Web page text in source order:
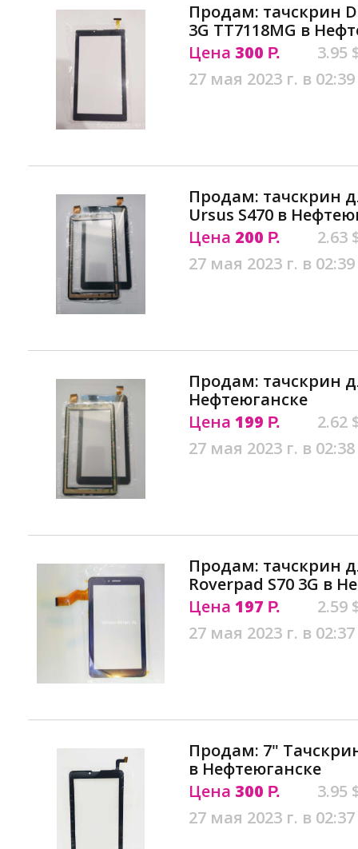
Продам: тачскрин
3G TT7118MG в
Цена 300 Р.
3.95
27 мая 2023 г. в 02:39
Продам: тачскрин
Ursus S470 в
Цена 200 Р.
2.63
27 мая 2023 г. в 02:39
Продам: тачскрин
Нефтеюганске
Цена 199 Р.
2.62
27 мая 2023 г. в 02:38
Продам: тачскрин
Roverpad S70 3G в
Цена 197 Р.
2.59
27 мая 2023 г. в 02:37
Продам: 7" Тачскрин
в Нефтеюганске
Цена 300 Р.
3.95
27 мая 2023 г. в 02:37